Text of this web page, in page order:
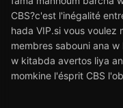
CBS?c'est l'inégalité
hada VIP.si vous voulez
membres sabouni ana
w kitabda avertos liya
momkine l'ésprit CBS